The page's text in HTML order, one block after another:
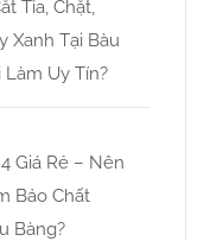
Tỉa, Chặt,
Xanh Tại Bàu
Làm Uy Tín?
Giá Rẻ – Nên
Bảo Chất
Bàng?